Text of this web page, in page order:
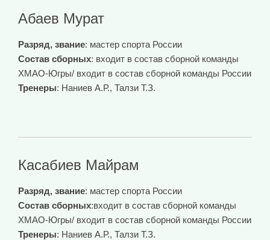
Абаев Мурат
Разряд, звание: мастер спорта России
Состав сборных: входит в состав сборной команды
ХМАО-Югры/ входит в состав сборной команды России
Тренеры: Наниев А.Р., Талзи Т.З.
Касабиев Майрам
Разряд, звание: мастер спорта России
Состав сборных:входит в состав сборной команды
ХМАО-Югры/ входит в состав сборной команды России
Тренеры: Наниев А.Р., Талзи Т.З.